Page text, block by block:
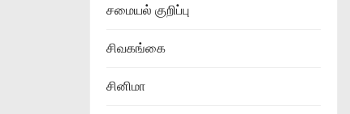
சமையல் குறிப்பு
சிவகங்கை
சினிமா